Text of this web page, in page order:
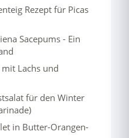
Rezept für Picas
Sacepums - Ein
mit Lachs und
für den Winter
in Butter-Orangen-